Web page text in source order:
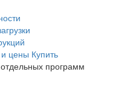
цены Купить
программ